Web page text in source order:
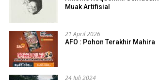
Muak Artifisial
21 April 2026
AFO : Pohon Terakhir Mahira
24 Juli 2024